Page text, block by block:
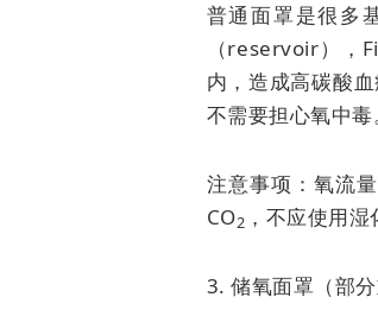
普通面罩是很多
（reservoir），
内，造成高碳酸
不需要担心氧中毒
注意事项：氧流
CO2 ，不应使用湿
3. 储氧面罩（部分